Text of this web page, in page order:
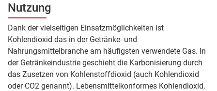
Nutzung
Dank der vielseitigen Einsatzmöglichkeiten ist
Kohlendioxid das in der Getränke- und
Nahrungsmittelbranche am häufigsten verwendete Gas. In
der Getränkeindustrie geschieht die Karbonisierung durch
das Zusetzen von Kohlenstoffdioxid (auch Kohlendioxid
oder CO2 genannt). Lebensmittelkonformes Kohlendioxid,